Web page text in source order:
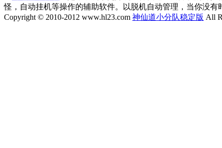
怪，自动挂机等操作的辅助软件。以脱机自动管理，当你没有
Copyright © 2010-2012 www.hl23.com 神仙道小分队稳定版 All